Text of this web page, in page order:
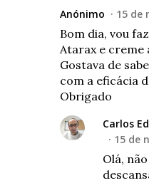
Anónimo 15 de
Bom dia, vou
Atarax e
Gostava de
com a eficácia
Obrigado
Carlos
15 de
Olá,